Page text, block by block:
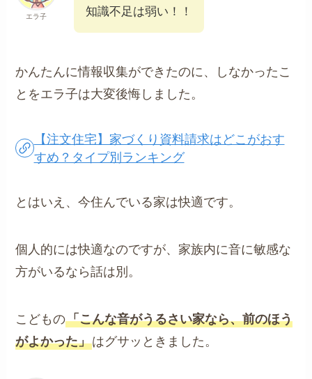
エラ子
知識不足は弱い！！
かんたんに情報収集ができたのに、しなかったこ
とをエラ子は大変後悔しました。
【注文住宅】家づくり資料請求はどこがおす
すめ？タイプ別ランキング
とはいえ、今住んでいる家は快適です。
個人的には快適なのですが、家族内に音に敏感な
方がいるなら話は別。
こどもの「こんな音がうるさい家なら、前のほう
がよかった」はグサッときました。